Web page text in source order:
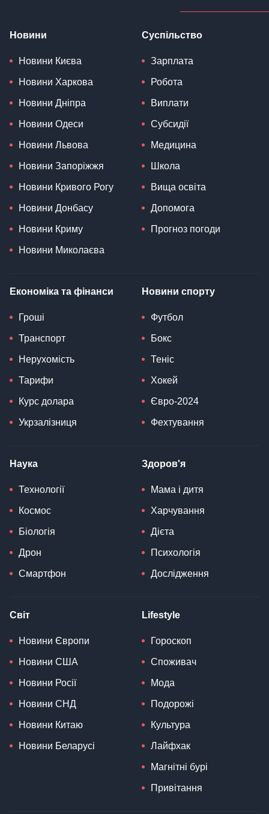
Новини
Новини Києва
Новини Харкова
Новини Дніпра
Новини Одеси
Новини Львова
Новини Запоріжжя
Новини Кривого Рогу
Новини Донбасу
Новини Криму
Новини Миколаєва
Суспільство
Зарплата
Робота
Виплати
Субсидії
Медицина
Школа
Вища освіта
Допомога
Прогноз погоди
Економіка та фінанси
Гроші
Транспорт
Нерухомість
Тарифи
Курс долара
Укрзалізниця
Новини спорту
Футбол
Бокс
Теніс
Хокей
Євро-2024
Фехтування
Наука
Технології
Космос
Біологія
Дрон
Смартфон
Здоров'я
Мама і дитя
Харчування
Дієта
Психологія
Дослідження
Світ
Новини Європи
Новини США
Новини Росії
Новини СНД
Новини Китаю
Новини Беларусі
Lifestyle
Гороскоп
Споживач
Мода
Подорожі
Культура
Лайфхак
Магнітні бурі
Привітання